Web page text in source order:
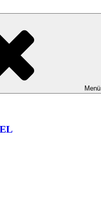
Menü